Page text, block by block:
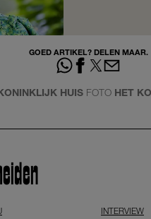
GOED ARTIKEL? DELEN MAAR.
HUIS FOTO HET
INTERVIEW